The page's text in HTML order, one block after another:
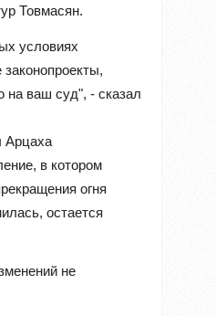
Товмасян.
условиях
законопроекты,
на ваш суд", - сказал
Арцаха
в котором
огня
остается
не